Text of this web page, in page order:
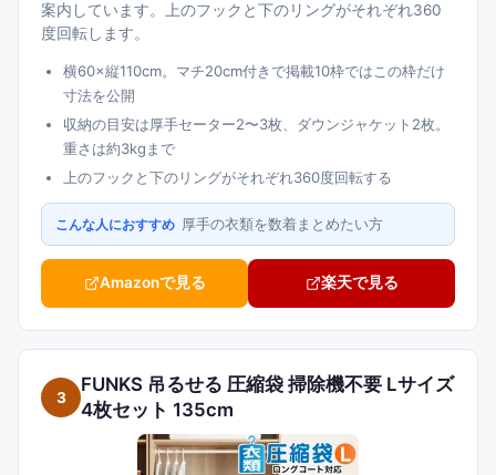
案内しています。上のフックと下のリングがそれぞれ360
度回転します。
横60×縦110cm。マチ20cm付きで掲載10枠ではこの枠だけ
寸法を公開
収納の目安は厚手セーター2〜3枚、ダウンジャケット2枚。
重さは約3kgまで
上のフックと下のリングがそれぞれ360度回転する
こんな人におすすめ 厚手の衣類を数着まとめたい方
Amazonで見る 楽天で見る
3
FUNKS 吊るせる 圧縮袋 掃除機不要 Lサイズ
4枚セット 135cm